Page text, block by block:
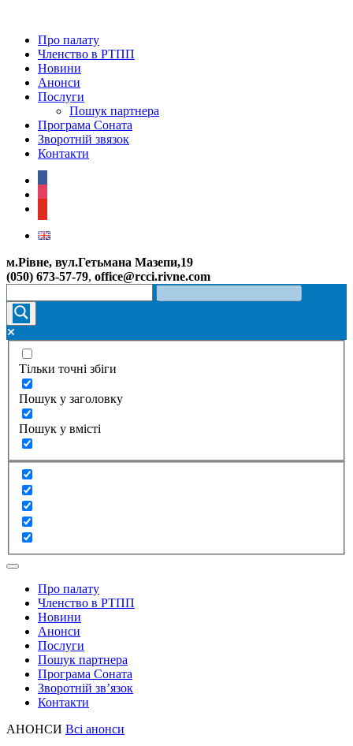
Про палату
Членство в РТПП
Новини
Анонси
Послуги
Пошук партнера
Програма Соната
Зворотній звязок
Контакти
м.Рівне, вул.Гетьмана Мазепи,19
(050) 673-57-79, office@rcci.rivne.com
Тільки точні збіги
Пошук у заголовку
Пошук у вмісті
Про палату
Членство в РТПП
Новини
Анонси
Послуги
Пошук партнера
Програма Соната
Зворотній зв’язок
Контакти
АНОНСИ Всі анонси